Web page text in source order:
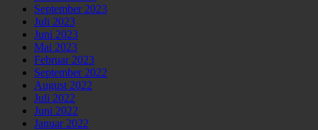
September 2023
Juli 2023
Juni 2023
Mai 2023
Februar 2023
September 2022
August 2022
Juli 2022
Juni 2022
Januar 2022